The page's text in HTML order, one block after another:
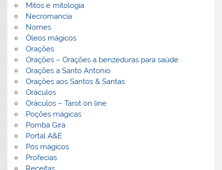
Mitos e mitologia
Necromancia
Nomes
Óleos mágicos
Orações
Orações – Orações a benzeduras para saúde
Orações a Santo Antonio
Orações aos Santos & Santas
Oráculos
Oráculos – Tarot on line
Poções mágicas
Pomba Gira
Portal A&E
Pós mágicos
Profecias